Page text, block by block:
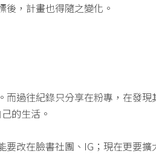
，計畫也得隨之變化。
過往紀錄只分享在粉專，在發現
的生活。
改在臉書社團、IG；現在更要擴